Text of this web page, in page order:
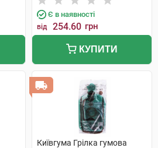
Є в наявності
від 254.60 грн
КУПИТИ
Київгума Грілка гумова